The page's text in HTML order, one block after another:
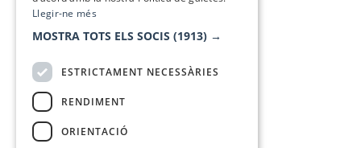
Llegir-ne més
MOSTRA TOTS ELS SOCIS (1913) →
ESTRICTAMENT NECESSÀRIES
RENDIMENT
ORIENTACIÓ